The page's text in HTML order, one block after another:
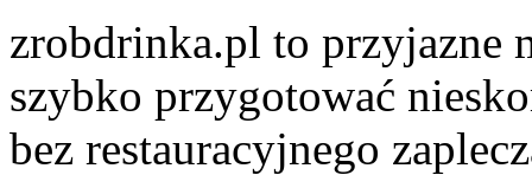
zrobdrinka.pl to przyjazne
szybko przygotować
bez restauracyjnego